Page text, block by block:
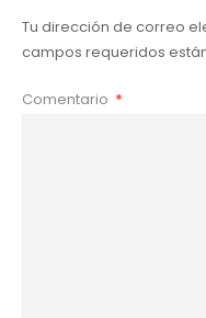
Tu dirección de correo
campos requeridos
Comentario *